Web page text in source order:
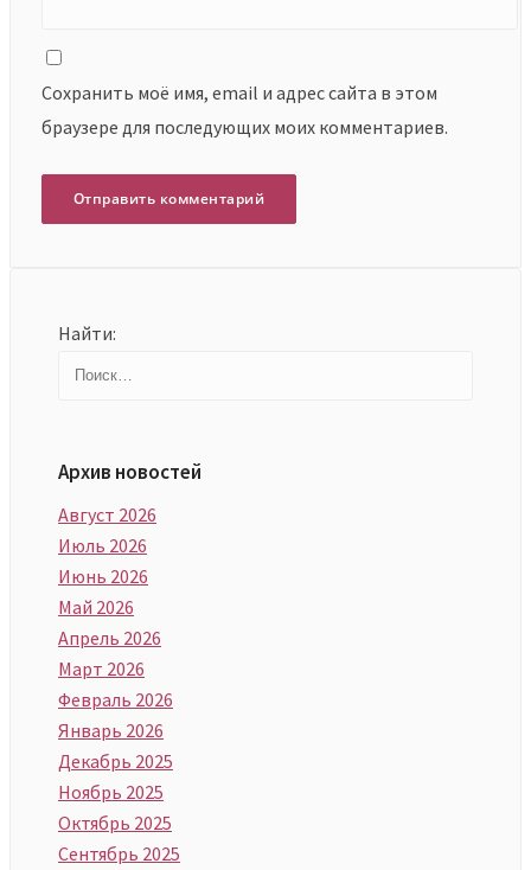
Сохранить моё имя, email и адрес сайта в этом
браузере для последующих моих комментариев.
Найти:
Архив новостей
Август 2026
Июль 2026
Июнь 2026
Май 2026
Апрель 2026
Март 2026
Февраль 2026
Январь 2026
Декабрь 2025
Ноябрь 2025
Октябрь 2025
Сентябрь 2025